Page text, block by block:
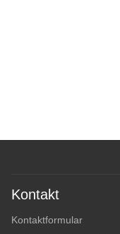
Kontakt
Kontaktformular